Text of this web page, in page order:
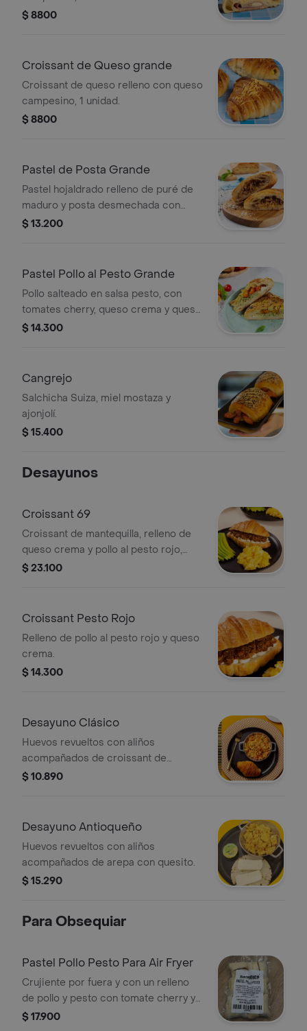
$ 8800
Croissant de Queso grande
Croissant de queso relleno con queso
campesino, 1 unidad.
$ 8800
Pastel de Posta Grande
Pastel hojaldrado relleno de puré de
maduro y posta desmechada con
hogao, 1 unidad.
$ 13.200
Pastel Pollo al Pesto Grande
Pollo salteado en salsa pesto, con
tomates cherry, queso crema y queso
parmesano, 1 unidad.
$ 14.300
Cangrejo
Salchicha Suiza, miel mostaza y
ajonjolí.
$ 15.400
Desayunos
Croissant 69
Croissant de mantequilla, relleno de
queso crema y pollo al pesto rojo,
acompañado de aguacate y huevos
$ 23.100
Croissant Pesto Rojo
Relleno de pollo al pesto rojo y queso
crema.
$ 14.300
Desayuno Clásico
Huevos revueltos con aliños
acompañados de croissant de
mantequilla.
$ 10.890
Desayuno Antioqueño
Huevos revueltos con aliños
acompañados de arepa con quesito.
$ 15.290
Para Obsequiar
Pastel Pollo Pesto Para Air Fryer
Crujiente por fuera y con un relleno
de pollo y pesto con tomate cherry y
queso crema. Perfecto para un
$ 17.900